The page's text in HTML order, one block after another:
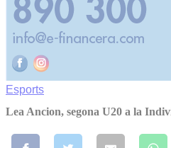
Esports
Lea Ancion, segona U20 a la